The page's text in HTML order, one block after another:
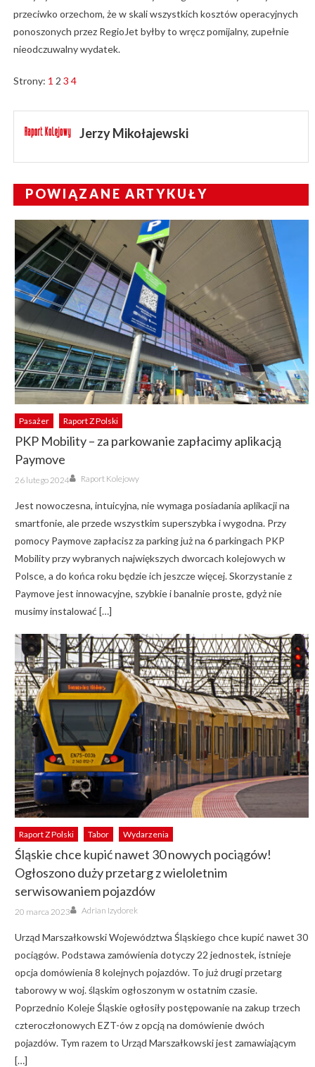
przeciwko orzechom, że w skali wszystkich kosztów operacyjnych
ponoszonych przez RegioJet byłby to wręcz pomijalny, zupełnie
nieodczuwalny wydatek.
Strony: 1 2 3 4
Jerzy Mikołajewski
POWIĄZANE ARTYKUŁY
Pasażer Raport Z Polski
PKP Mobility – za parkowanie zapłacimy aplikacją
Paymove
Posted
on
26 lutego 2024 Author
Raport Kolejowy
Jest nowoczesna, intuicyjna, nie wymaga posiadania aplikacji na
smartfonie, ale przede wszystkim superszybka i wygodna. Przy
pomocy Paymove zapłacisz za parking już na 6 parkingach PKP
Mobility przy wybranych największych dworcach kolejowych w
Polsce, a do końca roku będzie ich jeszcze więcej. Skorzystanie z
Paymove jest innowacyjne, szybkie i banalnie proste, gdyż nie
musimy instalować […]
Raport Z Polski Tabor Wydarzenia
Śląskie chce kupić nawet 30 nowych pociągów!
Ogłoszono duży przetarg z wieloletnim
serwisowaniem pojazdów
Posted
on
20 marca 2023 Author
Adrian Izydorek
Urząd Marszałkowski Województwa Śląskiego chce kupić nawet 30
pociągów. Podstawa zamówienia dotyczy 22 jednostek, istnieje
opcja domówienia 8 kolejnych pojazdów. To już drugi przetarg
taborowy w woj. śląskim ogłoszonym w ostatnim czasie.
Poprzednio Koleje Śląskie ogłosiły postępowanie na zakup trzech
czteroczłonowych EZT-ów z opcją na domówienie dwóch
pojazdów. Tym razem to Urząd Marszałkowski jest zamawiającym
[…]